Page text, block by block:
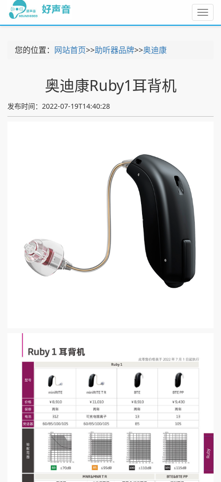
您的位置： 网站首页>>助听器品牌>>奥迪康
奥迪康Ruby1耳背机
发布时间：2022-07-19T14:40:28